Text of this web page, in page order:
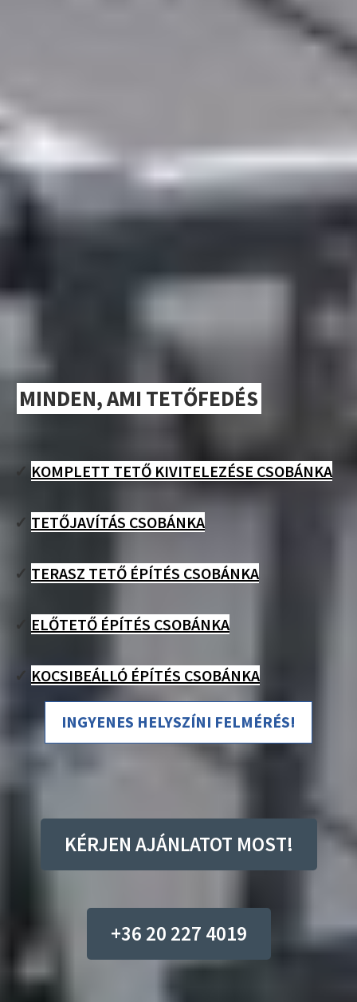
MINDEN, AMI TETŐFEDÉS
✓ KOMPLETT TETŐ KIVITELEZÉSE CSOBÁNKA
✓ TETŐJAVÍTÁS CSOBÁNKA
✓ TERASZ TETŐ ÉPÍTÉS CSOBÁNKA
✓ ELŐTETŐ ÉPÍTÉS CSOBÁNKA
✓ KOCSIBEÁLLÓ ÉPÍTÉS CSOBÁNKA
INGYENES HELYSZÍNI FELMÉRÉS!
KÉRJEN AJÁNLATOT MOST!
+36 20 227 4019